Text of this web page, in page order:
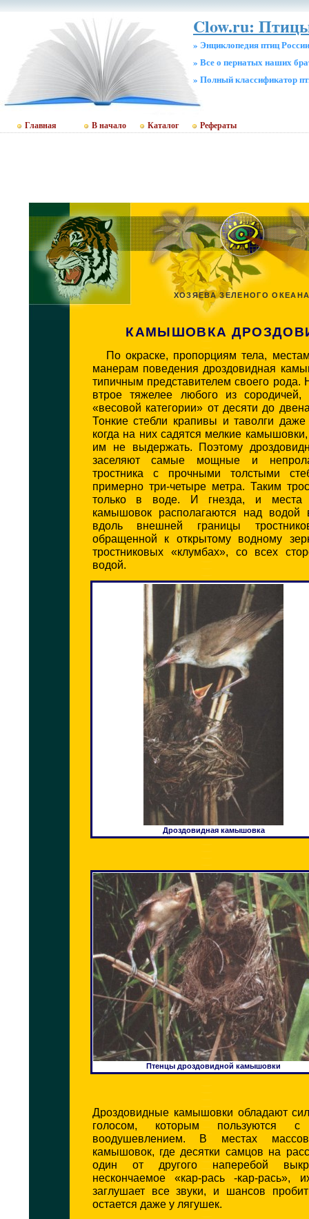
Clow.ru:
» Энциклопедия птиц России
» Все о пернатых наших
» Полный классификатор
Главная В начало Каталог Рефераты
ХОЗЯЕВА ЗЕЛЕНОГО
КАМЫШОВКА
По окраске, пропорциям тела,
манерам поведения дроздовидная
типичным представителем своего рода.
втрое тяжелее любого из сородичей,
«весовой категории» от десяти до
Тонкие стебли крапивы и таволги
когда на них садятся мелкие
им не выдержать. Поэтому
заселяют самые мощные и
тростника с прочными толстыми
примерно три-четыре метра. Таким
только в воде. И гнезда, и места
камышовок располагаются над водой
вдоль внешней границы
обращенной к открытому водному
тростниковых «клумбах», со всех
водой.
Дроздовидная камышовка
Птенцы дроздовидной камышовки
Дроздовидные камышовки обладают
голосом, которым пользуются с
воодушевлением. В местах
камышовок, где десятки самцов на
один от другого наперебой
нескончаемое «кар-рась -кар-
заглушает все звуки, и шансов
остается даже у лягушек.